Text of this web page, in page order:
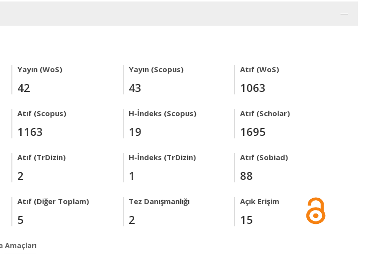
Yayın (WoS)
42
Yayın (Scopus)
43
Atıf (WoS)
1063
Atıf (Scopus)
1163
H-İndeks (Scopus)
19
Atıf (Scholar)
1695
Atıf (TrDizin)
2
H-İndeks (TrDizin)
1
Atıf (Sobiad)
88
Atıf (Diğer Toplam)
5
Tez Danışmanlığı
2
Açık Erişim
15
Amaçları